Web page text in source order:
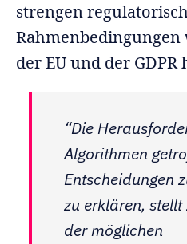
strengen
Rahmenbedingungen
der EU und der
“Die
Algorithmen
Entscheidungen
zu erklären,
der möglichen